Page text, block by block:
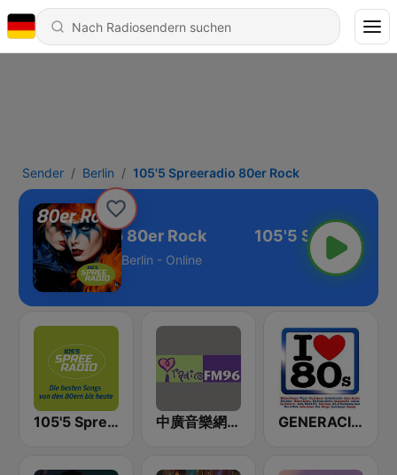
Sender Berlin 105'5 Spreeradio 80er Rock
Spreeradio 80er Rock
Berlin - Online
105'5 Spreeradio 中廣音樂網 i Radio FM96.3 GENERACIÓN 80s 90s Neltume Chile Radio